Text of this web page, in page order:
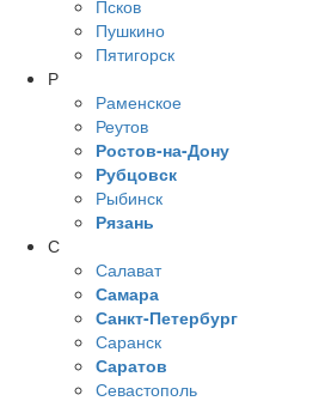
Псков
Пушкино
Пятигорск
Р
Раменское
Реутов
Ростов-на-Дону
Рубцовск
Рыбинск
Рязань
С
Салават
Самара
Санкт-Петербург
Саранск
Саратов
Севастополь